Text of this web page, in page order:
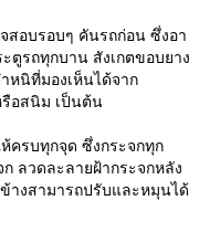
สอบรอบๆ คันรถก่อน ซึ่งอา
ตูรถทุกบาน สังเกตขอบยาง
หนิที่มองเห็นได้จาก
อสนิม เป็นต้น
ครบทุกจุด ซึ่งกระจกทุก
ลวดละลายฝ้ากระจกหลัง
างสามารถปรับและหมุนได้